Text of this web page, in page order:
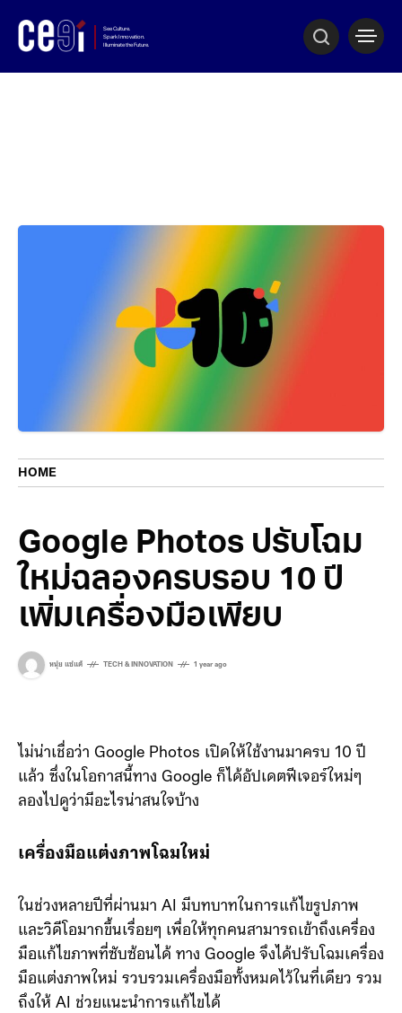
HOME
Google Photos ปรับโฉม
ใหม่ฉลองครบรอบ 10 ปี
เพิ่มเครื่องมือเพียบ
หนุ่ย แซ่แต้ TECH & INNOVATION 1 year ago
ไม่น่าเชื่อว่า Google Photos เปิดให้ใช้งานมาครบ 10 ปี
แล้ว ซึ่งในโอกาสนี้ทาง Google ก็ได้อัปเดตฟีเจอร์ใหม่ๆ
ลองไปดูว่ามีอะไรน่าสนใจบ้าง
เครื่องมือแต่งภาพโฉมใหม่
ในช่วงหลายปีที่ผ่านมา AI มีบทบาทในการแก้ไขรูปภาพ
และวิดีโอมากขึ้นเรื่อยๆ เพื่อให้ทุกคนสามารถเข้าถึงเครื่อง
มือแก้ไขภาพที่ซับซ้อนได้ ทาง Google จึงได้ปรับโฉมเครื่อง
มือแต่งภาพใหม่ รวบรวมเครื่องมือทั้งหมดไว้ในที่เดียว รวม
ถึงให้ AI ช่วยแนะนำการแก้ไขได้